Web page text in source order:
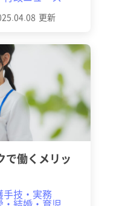
更新
で働くメリッ
手技・実務